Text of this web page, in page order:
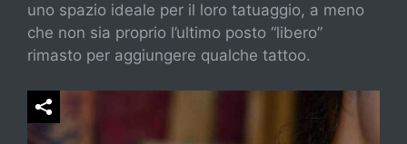
uno spazio ideale per il loro tatuaggio, a meno
che non sia proprio l’ultimo posto “libero”
rimasto per aggiungere qualche tattoo.